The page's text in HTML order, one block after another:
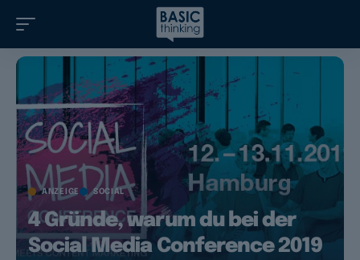
ANZEIGE SOCIAL
4 Gründe, warum du bei der
Social Media Conference 2019